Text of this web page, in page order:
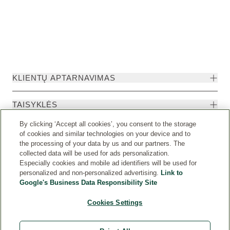
KLIENTŲ APTARNAVIMAS
TAISYKLĖS
Weleda International © Weleda 2026
By clicking ‘Accept all cookies’, you consent to the storage
of cookies and similar technologies on your device and to
the processing of your data by us and our partners. The
collected data will be used for ads personalization.
Especially cookies and mobile ad identifiers will be used for
personalized and non-personalized advertising. Link to
Google's Business Data Responsibility Site
Cookies Settings